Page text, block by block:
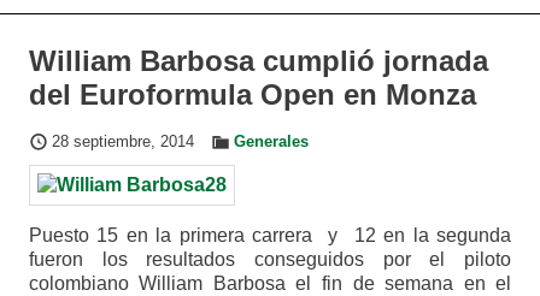
William Barbosa cumplió jornada
del Euroformula Open en Monza
28 septiembre, 2014 Generales
Puesto 15 en la primera carrera y 12 en la segunda
fueron los resultados conseguidos por el piloto
colombiano William Barbosa el fin de semana en el